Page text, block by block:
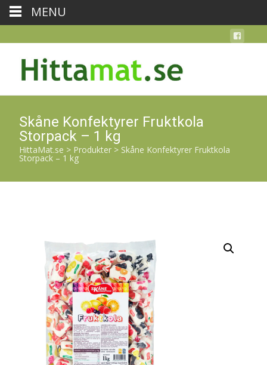
Skåne Konfektyrer Fruktkola
Storpack – 1 kg
HittaMat.se > Produkter > Skåne Konfektyrer Fruktkola
Storpack – 1 kg
MENU